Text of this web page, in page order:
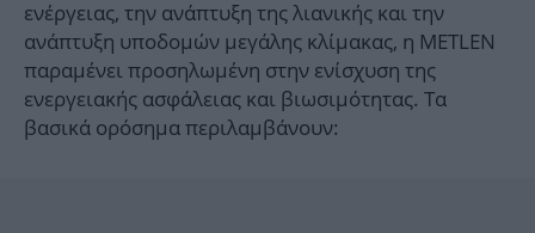
ενέργειας, την ανάπτυξη της λιανικής και την
ανάπτυξη υποδομών μεγάλης κλίμακας, η METLEN
παραμένει προσηλωμένη στην ενίσχυση της
ενεργειακής ασφάλειας και βιωσιμότητας. Τα
βασικά ορόσημα περιλαμβάνουν: